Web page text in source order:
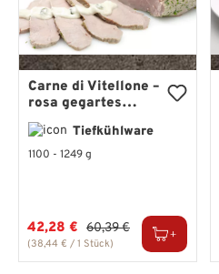
Carne di Vitellone –
rosa gegartes
Kalbfleisch mit
feiner Kräuternote
Tiefkühlware
1100 - 1249 g
Verkaufspreis:
42,28 € Regulärer Preis:
60,39 €
(38,44 € / 1 Stück)